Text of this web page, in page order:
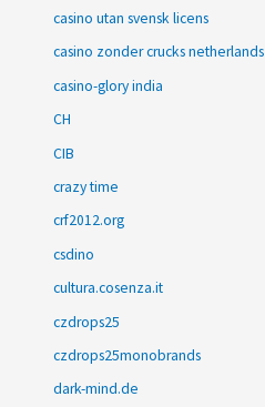
casino utan svensk licens
casino zonder crucks netherlands
casino-glory india
CH
CIB
crazy time
crf2012.org
csdino
cultura.cosenza.it
czdrops25
czdrops25monobrands
dark-mind.de